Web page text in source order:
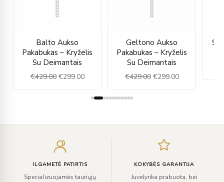
Balto Aukso
Pakabukas – Kryželis
Su Deimantais
€429.00
price
was:
€429.00.
€299.00
is:
Geltono Aukso
Pakabukas – Kryželis
Su Deimantais
€429.00
price
was:
€429.00.
€299.00
is:
ILGAMETĖ PATIRTIS
Specializuojamės tauriųjų
KOKYBĖS GARANTIJA
Juvelyrika prabuota, bei